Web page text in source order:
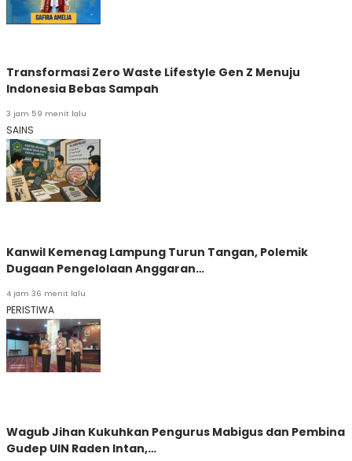
Transformasi Zero Waste Lifestyle Gen Z Menuju
Indonesia Bebas Sampah
3 jam 59 menit lalu
SAINS
Kanwil Kemenag Lampung Turun Tangan, Polemik
Dugaan Pengelolaan Anggaran…
4 jam 36 menit lalu
PERISTIWA
Wagub Jihan Kukuhkan Pengurus Mabigus dan Pembina
Gudep UIN Raden Intan,…